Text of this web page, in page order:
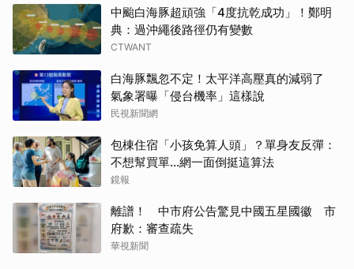
中颱白海豚超頑強「4度抗乾成功」！鄭明
典：過沖繩後路徑仍有變數
CTWANT
白海豚飄忽不定！太平洋高壓真的減弱了
氣象署曝「侵台機率」這樣說
民視新聞網
包棟住宿「小孩免算人頭」？單身友反彈：
不想幫買單...網一面倒挺這算法
鏡報
離譜！ 中市府公告驚見中國五星國徽 市
府歉：審查疏失
華視新聞